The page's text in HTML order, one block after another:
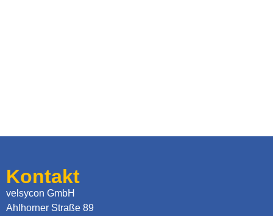
Kontakt
velsycon GmbH
Ahlhorner Straße 89